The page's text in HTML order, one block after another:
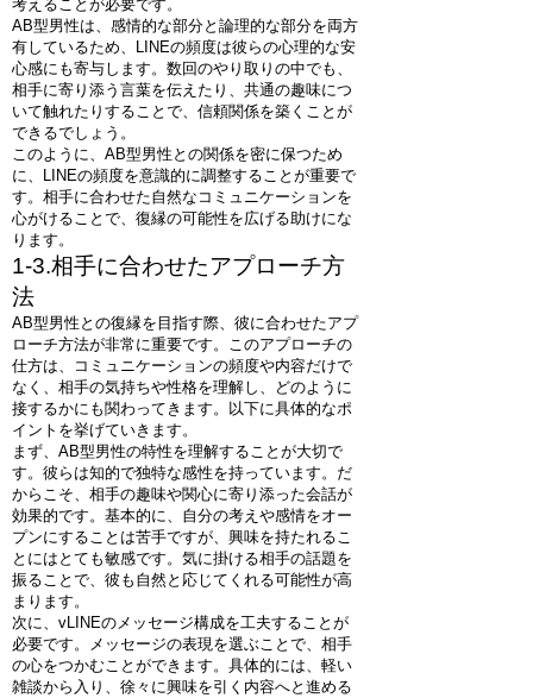
考えることが必要です。
AB型男性は、感情的な部分と論理的な部分を両方
有しているため、LINEの頻度は彼らの心理的な安
心感にも寄与します。数回のやり取りの中でも、
相手に寄り添う言葉を伝えたり、共通の趣味につ
いて触れたりすることで、信頼関係を築くことが
できるでしょう。
このように、AB型男性との関係を密に保つため
に、LINEの頻度を意識的に調整することが重要で
す。相手に合わせた自然なコミュニケーションを
心がけることで、復縁の可能性を広げる助けにな
ります。
1-3.相手に合わせたアプローチ方
法
AB型男性との復縁を目指す際、彼に合わせたアプ
ローチ方法が非常に重要です。このアプローチの
仕方は、コミュニケーションの頻度や内容だけで
なく、相手の気持ちや性格を理解し、どのように
接するかにも関わってきます。以下に具体的なポ
イントを挙げていきます。
まず、AB型男性の特性を理解することが大切で
す。彼らは知的で独特な感性を持っています。だ
からこそ、相手の趣味や関心に寄り添った会話が
効果的です。基本的に、自分の考えや感情をオー
プンにすることは苦手ですが、興味を持たれるこ
とにはとても敏感です。気に掛ける相手の話題を
振ることで、彼も自然と応じてくれる可能性が高
まります。
次に、vLINEのメッセージ構成を工夫することが
必要です。メッセージの表現を選ぶことで、相手
の心をつかむことができます。具体的には、軽い
雑談から入り、徐々に興味を引く内容へと進める